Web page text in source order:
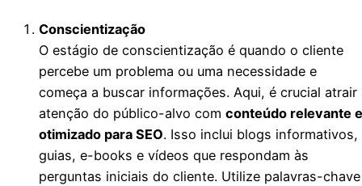
Conscientização
O estágio de conscientização é quando o cliente
percebe um problema ou uma necessidade e
começa a buscar informações. Aqui, é crucial atrair
atenção do público-alvo com conteúdo relevante e
otimizado para SEO. Isso inclui blogs informativos,
guias, e-books e vídeos que respondam às
perguntas iniciais do cliente. Utilize palavras-chave